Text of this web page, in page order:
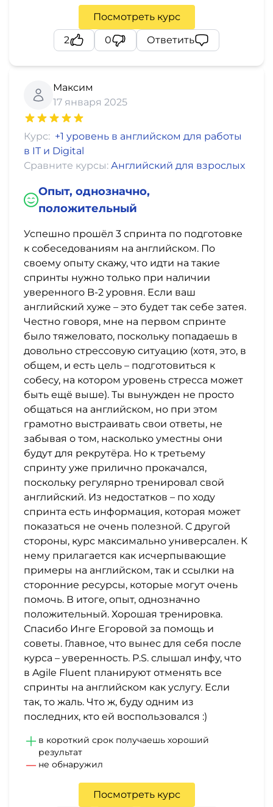
Посмотреть курс
2
0 Ответить
Максим
17 января 2025
Курс: +1 уровень в английском для работы
в IT и Digital
Сравните курсы: Английский для взрослых
Опыт, однозначно,
положительный
Успешно прошёл 3 спринта по подготовке
к собеседованиям на английском. По
своему опыту скажу, что идти на такие
спринты нужно только при наличии
уверенного B-2 уровня. Если ваш
английский хуже – это будет так себе затея.
Честно говоря, мне на первом спринте
было тяжеловато, поскольку попадаешь в
довольно стрессовую ситуацию (хотя, это, в
общем, и есть цель – подготовиться к
собесу, на котором уровень стресса может
быть ещё выше). Ты вынужден не просто
общаться на английском, но при этом
грамотно выстраивать свои ответы, не
забывая о том, насколько уместны они
будут для рекрутёра. Но к третьему
спринту уже прилично прокачался,
поскольку регулярно тренировал свой
английский. Из недостатков – по ходу
спринта есть информация, которая может
показаться не очень полезной. С другой
стороны, курс максимально универсален. К
нему прилагается как исчерпывающие
примеры на английском, так и ссылки на
сторонние ресурсы, которые могут очень
помочь. В итоге, опыт, однозначно
положительный. Хорошая тренировка.
Спасибо Инге Егоровой за помощь и
советы. Главное, что вынес для себя после
курса – уверенность. P.S. слышал инфу, что
в Agile Fluent планируют отменять все
спринты на английском как услугу. Если
так, то жаль. Что ж, буду одним из
последних, кто ей воспользовался :)
в короткий срок получаешь хороший
результат
не обнаружил
Посмотреть курс